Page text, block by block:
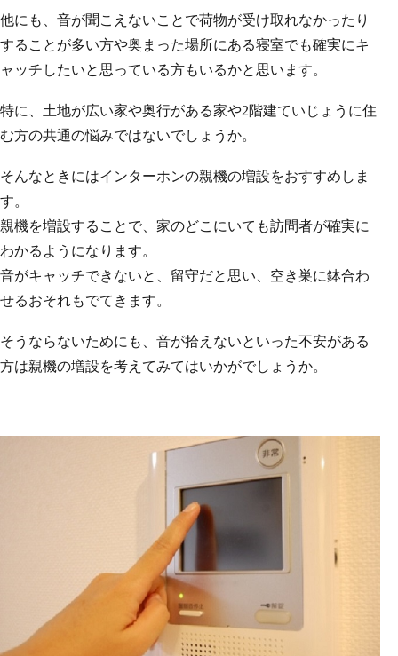
他にも、音が聞こえないことで荷物が受け取れなかったり
することが多い方や奥まった場所にある寝室でも確実にキ
ャッチしたいと思っている方もいるかと思います。
特に、土地が広い家や奥行がある家や2階建ていじょうに住
む方の共通の悩みではないでしょうか。
そんなときにはインターホンの親機の増設をおすすめしま
す。
親機を増設することで、家のどこにいても訪問者が確実に
わかるようになります。
音がキャッチできないと、留守だと思い、空き巣に鉢合わ
せるおそれもでてきます。
そうならないためにも、音が拾えないといった不安がある
方は親機の増設を考えてみてはいかがでしょうか。